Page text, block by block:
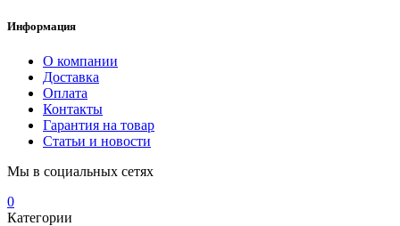
Информация
О компании
Доставка
Оплата
Контакты
Гарантия на товар
Статьи и новости
Мы в социальных сетях
0
Категории